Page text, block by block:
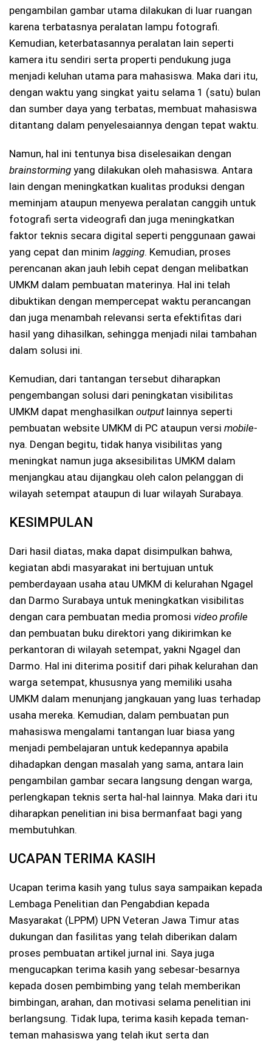
pengambilan gambar utama dilakukan di luar ruangan
karena terbatasnya peralatan lampu fotografi.
Kemudian, keterbatasannya peralatan lain seperti
kamera itu sendiri serta properti pendukung juga
menjadi keluhan utama para mahasiswa. Maka dari itu,
dengan waktu yang singkat yaitu selama 1 (satu) bulan
dan sumber daya yang terbatas, membuat mahasiswa
ditantang dalam penyelesaiannya dengan tepat waktu.
Namun, hal ini tentunya bisa diselesaikan dengan
brainstorming yang dilakukan oleh mahasiswa. Antara
lain dengan meningkatkan kualitas produksi dengan
meminjam ataupun menyewa peralatan canggih untuk
fotografi serta videografi dan juga meningkatkan
faktor teknis secara digital seperti penggunaan gawai
yang cepat dan minim lagging. Kemudian, proses
perencanan akan jauh lebih cepat dengan melibatkan
UMKM dalam pembuatan materinya. Hal ini telah
dibuktikan dengan mempercepat waktu perancangan
dan juga menambah relevansi serta efektifitas dari
hasil yang dihasilkan, sehingga menjadi nilai tambahan
dalam solusi ini.
Kemudian, dari tantangan tersebut diharapkan
pengembangan solusi dari peningkatan visibilitas
UMKM dapat menghasilkan output lainnya seperti
pembuatan website UMKM di PC ataupun versi mobile-
nya. Dengan begitu, tidak hanya visibilitas yang
meningkat namun juga aksesibilitas UMKM dalam
menjangkau atau dijangkau oleh calon pelanggan di
wilayah setempat ataupun di luar wilayah Surabaya.
KESIMPULAN
Dari hasil diatas, maka dapat disimpulkan bahwa,
kegiatan abdi masyarakat ini bertujuan untuk
pemberdayaan usaha atau UMKM di kelurahan Ngagel
dan Darmo Surabaya untuk meningkatkan visibilitas
dengan cara pembuatan media promosi video profile
dan pembuatan buku direktori yang dikirimkan ke
perkantoran di wilayah setempat, yakni Ngagel dan
Darmo. Hal ini diterima positif dari pihak kelurahan dan
warga setempat, khususnya yang memiliki usaha
UMKM dalam menunjang jangkauan yang luas terhadap
usaha mereka. Kemudian, dalam pembuatan pun
mahasiswa mengalami tantangan luar biasa yang
menjadi pembelajaran untuk kedepannya apabila
dihadapkan dengan masalah yang sama, antara lain
pengambilan gambar secara langsung dengan warga,
perlengkapan teknis serta hal-hal lainnya. Maka dari itu
diharapkan penelitian ini bisa bermanfaat bagi yang
membutuhkan.
UCAPAN TERIMA KASIH
Ucapan terima kasih yang tulus saya sampaikan kepada
Lembaga Penelitian dan Pengabdian kepada
Masyarakat (LPPM) UPN Veteran Jawa Timur atas
dukungan dan fasilitas yang telah diberikan dalam
proses pembuatan artikel jurnal ini. Saya juga
mengucapkan terima kasih yang sebesar-besarnya
kepada dosen pembimbing yang telah memberikan
bimbingan, arahan, dan motivasi selama penelitian ini
berlangsung. Tidak lupa, terima kasih kepada teman-
teman mahasiswa yang telah ikut serta dan